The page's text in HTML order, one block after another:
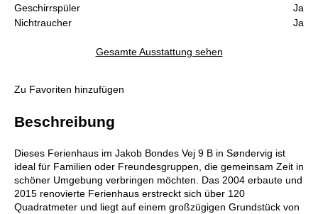
Geschirrspüler
Ja
Nichtraucher
Ja
Gesamte Ausstattung sehen
Zu Favoriten hinzufügen
Beschreibung
Dieses Ferienhaus im Jakob Bondes Vej 9 B in Søndervig ist
ideal für Familien oder Freundesgruppen, die gemeinsam Zeit in
schöner Umgebung verbringen möchten. Das 2004 erbaute und
2015 renovierte Ferienhaus erstreckt sich über 120
Quadratmeter und liegt auf einem großzügigen Grundstück von